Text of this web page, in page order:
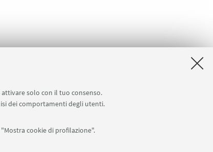
solo con il tuo consenso.
dei comportamenti degli utenti.
cookie di profilazione".